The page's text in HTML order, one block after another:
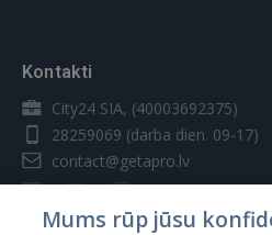
Kontakti
City24 SIA, (40003692375)
28259069 (darba dien. 09-17)
contact@getapro.lv
Mums rūp jūsu